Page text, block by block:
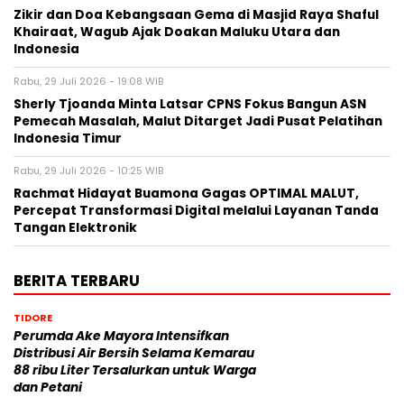
Zikir dan Doa Kebangsaan Gema di Masjid Raya Shaful
Khairaat, Wagub Ajak Doakan Maluku Utara dan
Indonesia
Rabu, 29 Juli 2026 - 19:08 WIB
Sherly Tjoanda Minta Latsar CPNS Fokus Bangun ASN
Pemecah Masalah, Malut Ditarget Jadi Pusat Pelatihan
Indonesia Timur
Rabu, 29 Juli 2026 - 10:25 WIB
Rachmat Hidayat Buamona Gagas OPTIMAL MALUT,
Percepat Transformasi Digital melalui Layanan Tanda
Tangan Elektronik
BERITA TERBARU
TIDORE
Perumda Ake Mayora Intensifkan
Distribusi Air Bersih Selama Kemarau
88 ribu Liter Tersalurkan untuk Warga
dan Petani